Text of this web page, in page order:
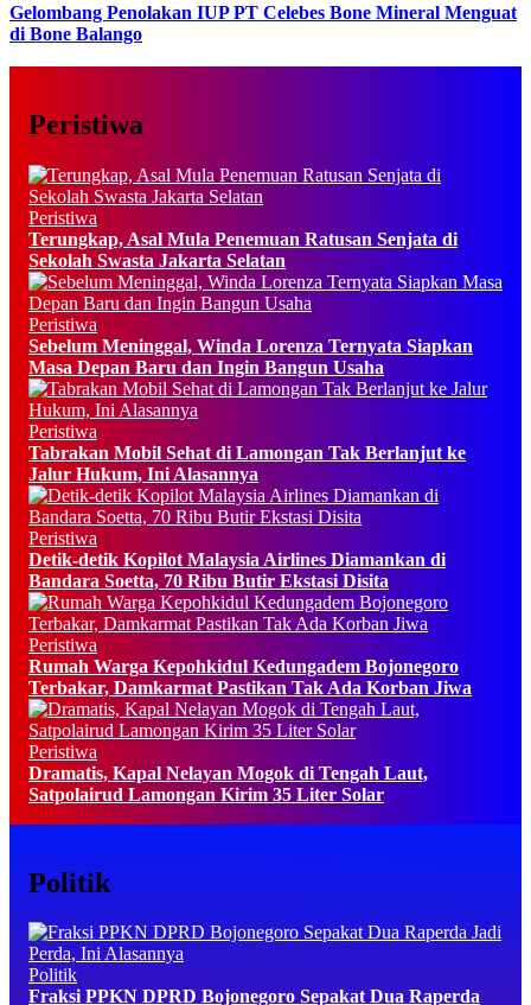
Gelombang Penolakan IUP PT Celebes Bone Mineral Menguat
di Bone Balango
Peristiwa
Peristiwa
Terungkap, Asal Mula Penemuan Ratusan Senjata di
Sekolah Swasta Jakarta Selatan
Peristiwa
Sebelum Meninggal, Winda Lorenza Ternyata Siapkan
Masa Depan Baru dan Ingin Bangun Usaha
Peristiwa
Tabrakan Mobil Sehat di Lamongan Tak Berlanjut ke
Jalur Hukum, Ini Alasannya
Peristiwa
Detik-detik Kopilot Malaysia Airlines Diamankan di
Bandara Soetta, 70 Ribu Butir Ekstasi Disita
Peristiwa
Rumah Warga Kepohkidul Kedungadem Bojonegoro
Terbakar, Damkarmat Pastikan Tak Ada Korban Jiwa
Peristiwa
Dramatis, Kapal Nelayan Mogok di Tengah Laut,
Satpolairud Lamongan Kirim 35 Liter Solar
Politik
Politik
Fraksi PPKN DPRD Bojonegoro Sepakat Dua Raperda